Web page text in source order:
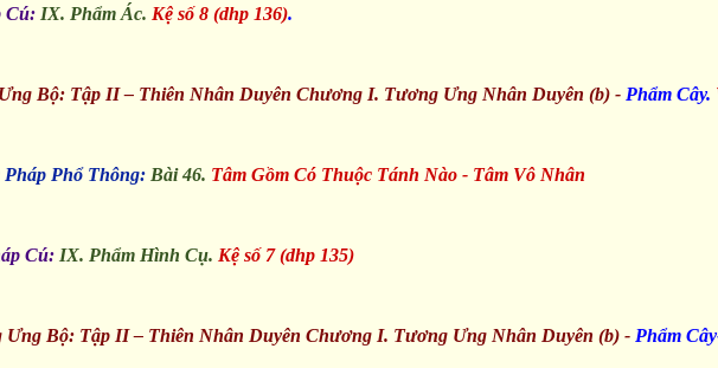
Cú: IX. Phẩm Ác. Kệ số 8 (dhp 136).
Bộ: Tập II – Thiên Nhân Duyên Chương I. Tương Ưng Nhân Duyên (b) -Phẩm Cây.
Phổ Thông: Bài 46. Tâm Gồm Có Thuộc Tánh Nào - Tâm Vô Nhân
Cú: IX. Phẩm Hình Cụ. Kệ số 7 (dhp 135)
Bộ: Tập II – Thiên Nhân Duyên Chương I. Tương Ưng Nhân Duyên (b) -Phẩm